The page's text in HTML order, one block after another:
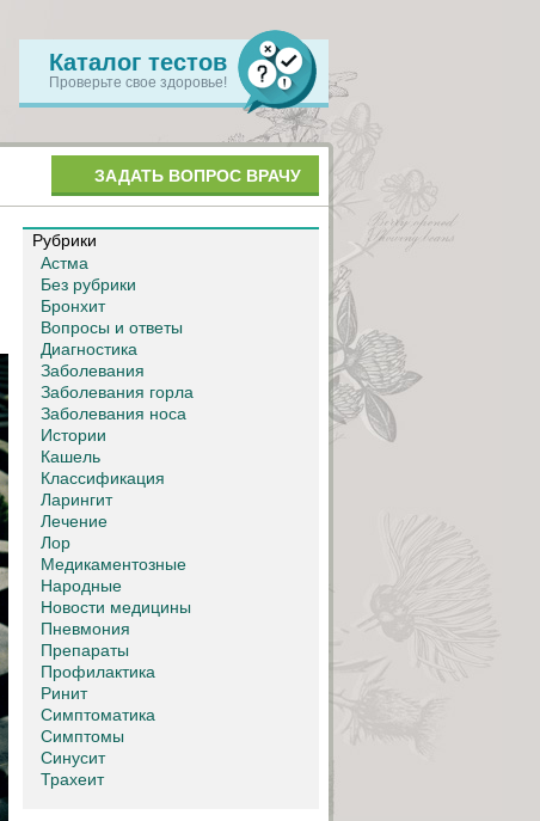
Каталог тестов
Проверьте свое здоровье!
ЗАДАТЬ ВОПРОС ВРАЧУ
Рубрики
Астма
Без рубрики
Бронхит
Вопросы и ответы
Диагностика
Заболевания
Заболевания горла
Заболевания носа
Истории
Кашель
Классификация
Ларингит
Лечение
Лор
Медикаментозные
Народные
Новости медицины
Пневмония
Препараты
Профилактика
Ринит
Симптоматика
Симптомы
Синусит
Трахеит